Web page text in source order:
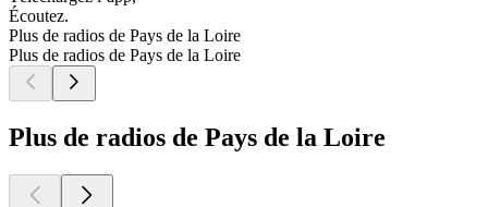
Écoutez.
Plus de radios de Pays de la Loire
Plus de radios de Pays de la Loire
Plus de radios de Pays de la Loire